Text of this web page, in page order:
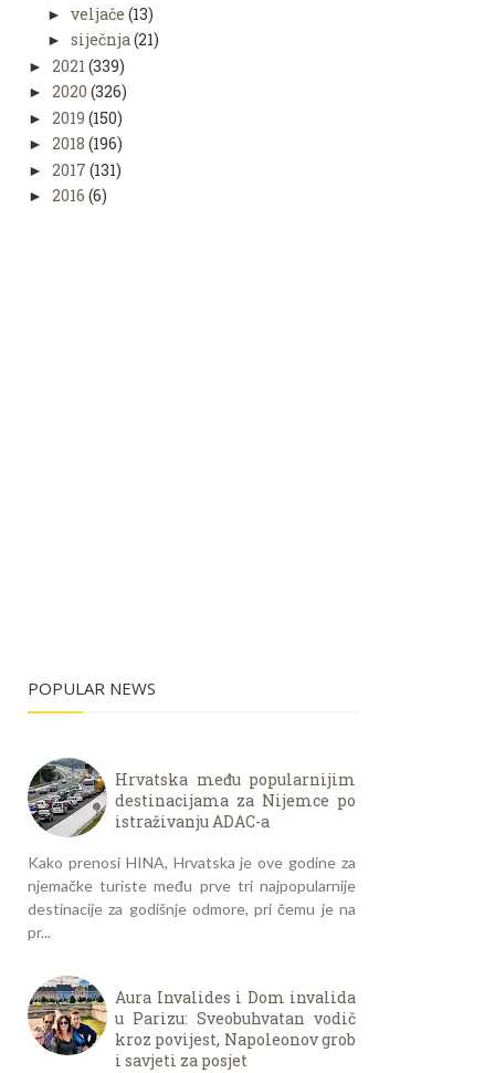
► veljače (13)
► siječnja(21)
► 2021 (339)
► 2020 (326)
► 2019 (150)
► 2018 (196)
► 2017 (131)
► 2016 (6)
POPULAR NEWS
Hrvatska među popularnijim
destinacijama za Nijemce po
istraživanju ADAC-a
Kako prenosi HINA, Hrvatska je ove godine za
njemačke turiste među prve tri najpopularnije
destinacije za godišnje odmore, pri čemu je na
pr...
Aura Invalides i Dom invalida
u Parizu: Sveobuhvatan vodič
kroz povijest, Napoleonov grob
i savjeti za posjet